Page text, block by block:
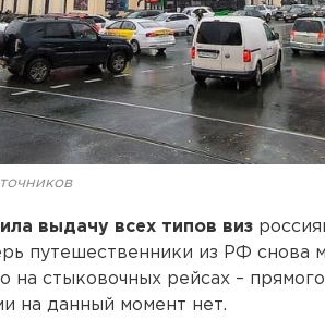
выдачу всех типов виз
путешественники из РФ снова
на стыковочных рейсах –
на данный момент нет.